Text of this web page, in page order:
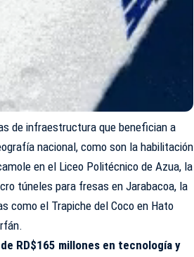
de infraestructura que benefician a
nacional, como son la habilitación
en el Liceo Politécnico de Azua, la
túneles para fresas en Jarabacoa, la
como el Trapiche del Coco en Hato
RD$165 millones en tecnología y